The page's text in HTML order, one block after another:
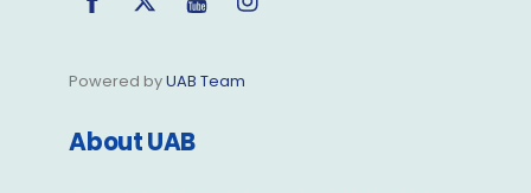
Powered byUAB Team
About UAB